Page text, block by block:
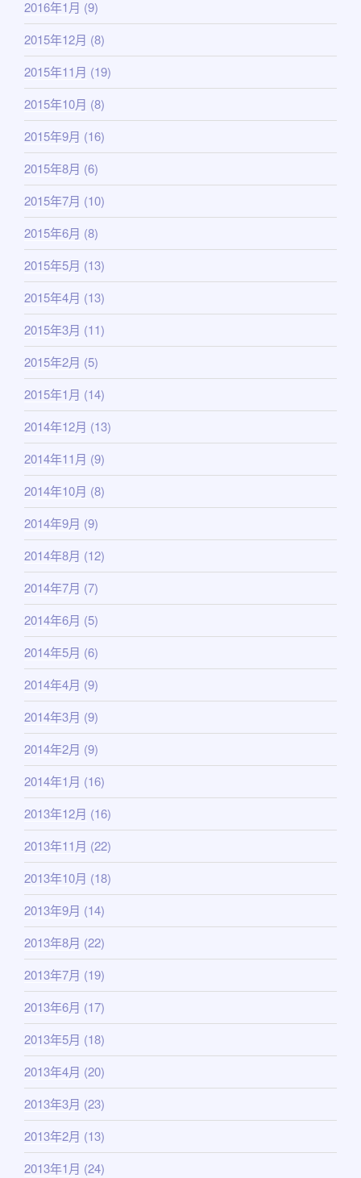
2016年1月 (9)
2015年12月 (8)
2015年11月 (19)
2015年10月 (8)
2015年9月 (16)
2015年8月 (6)
2015年7月 (10)
2015年6月 (8)
2015年5月 (13)
2015年4月 (13)
2015年3月 (11)
2015年2月 (5)
2015年1月 (14)
2014年12月 (13)
2014年11月 (9)
2014年10月 (8)
2014年9月 (9)
2014年8月 (12)
2014年7月 (7)
2014年6月 (5)
2014年5月 (6)
2014年4月 (9)
2014年3月 (9)
2014年2月 (9)
2014年1月 (16)
2013年12月 (16)
2013年11月 (22)
2013年10月 (18)
2013年9月 (14)
2013年8月 (22)
2013年7月 (19)
2013年6月 (17)
2013年5月 (18)
2013年4月 (20)
2013年3月 (23)
2013年2月 (13)
2013年1月 (24)